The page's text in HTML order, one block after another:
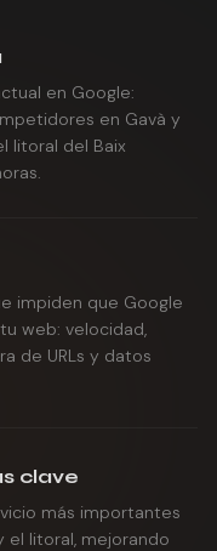
en Google:
en Gavà y
litoral del Baix
impiden que Google
web: velocidad,
de URLs y datos
clave
más importantes
el litoral, mejorando